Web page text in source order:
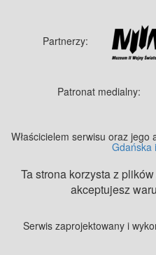
Partnerzy:
Patronat medialny:
Właścicielem serwisu oraz jego
Gdańska
Ta strona korzysta z
akceptujesz
Serwis zaprojektowany i